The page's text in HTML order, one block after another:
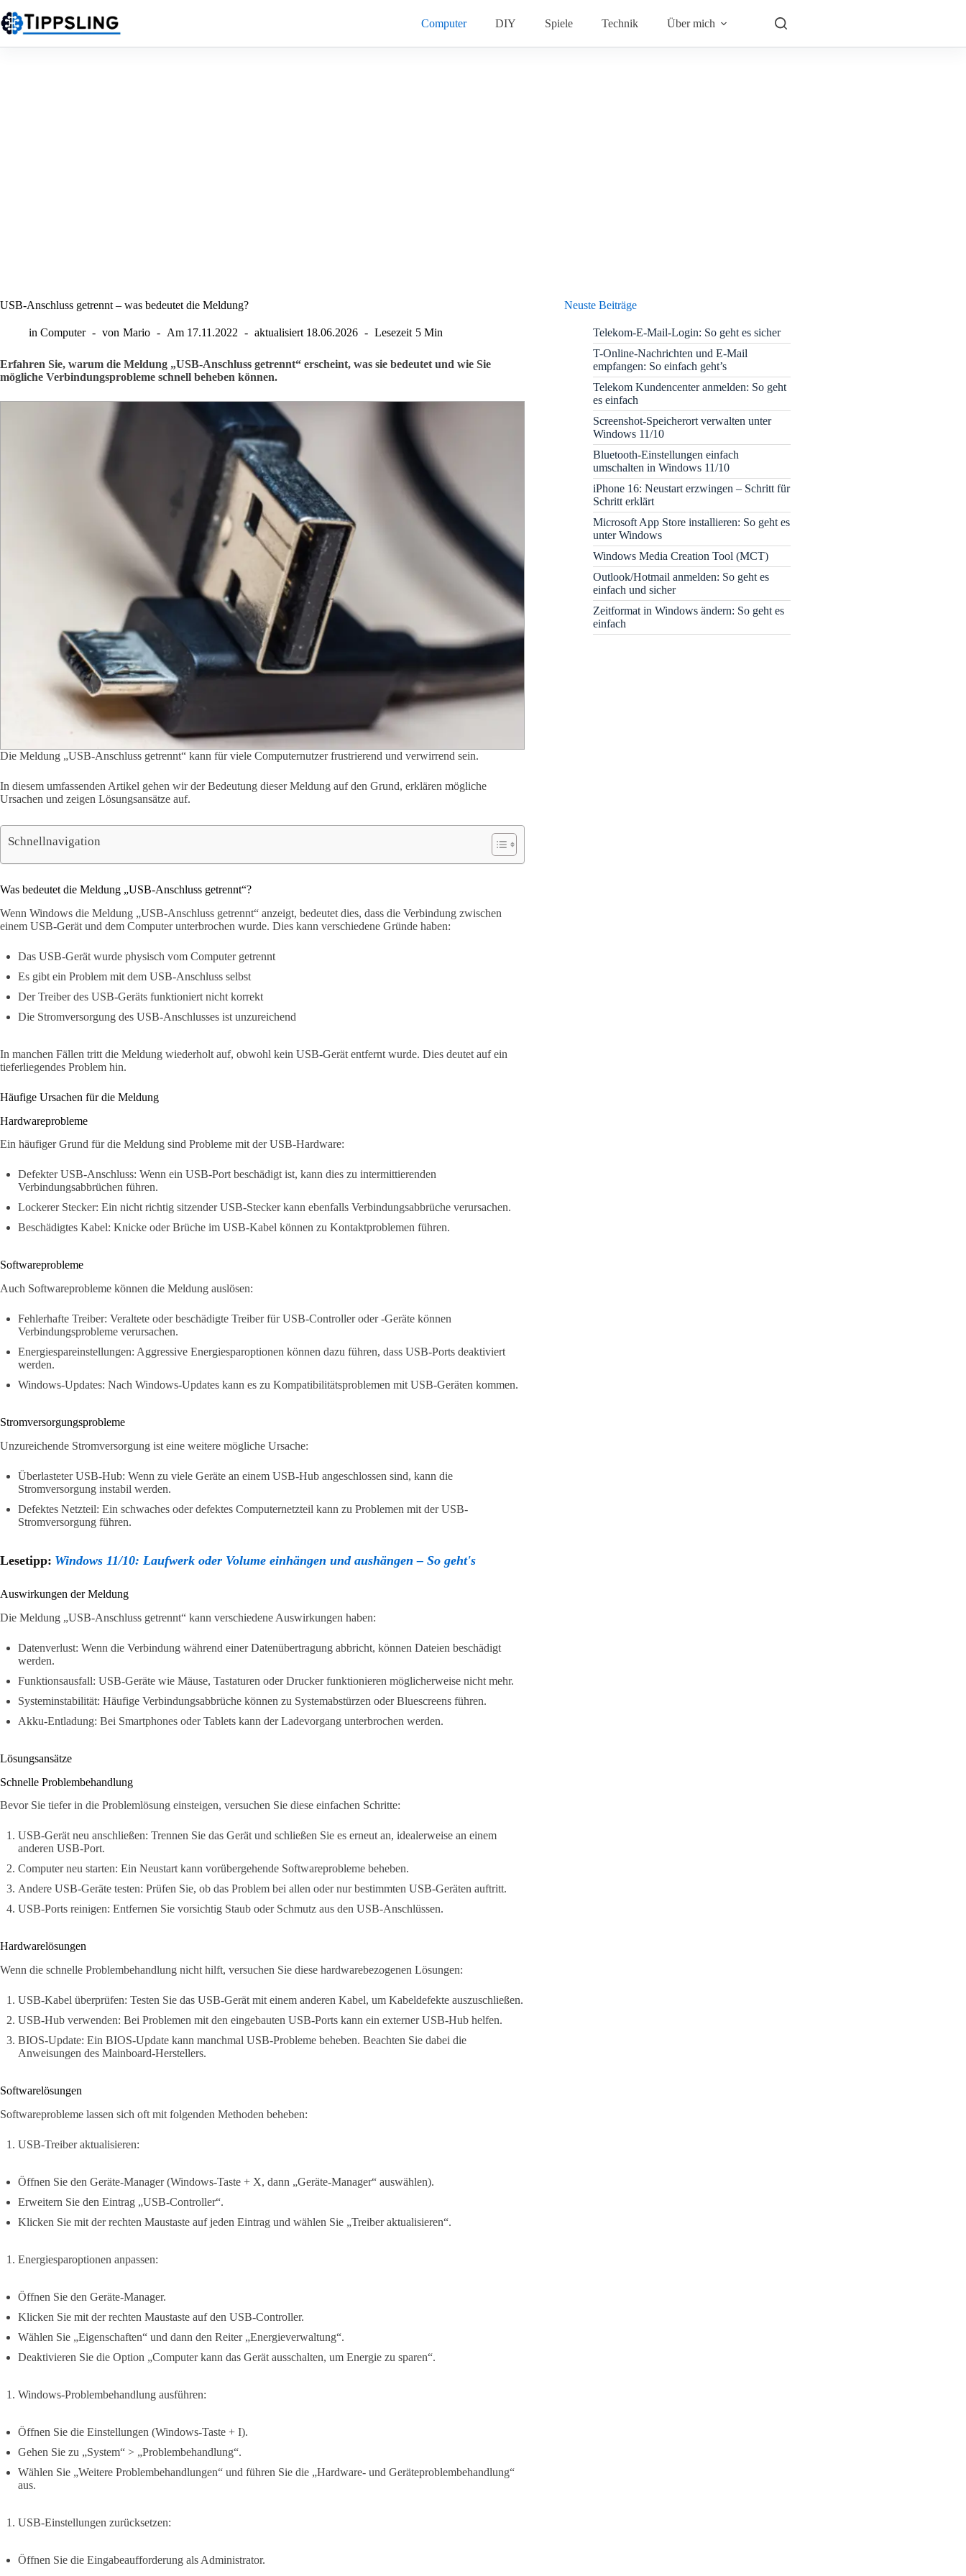
Inhalt
springen
Computer DIY Spiele Technik Über mich
USB-Anschluss getrennt – was bedeutet die Meldung?
in Computer von Mario Am 17.11.2022 aktualisiert 18.06.2026 Lesezeit 5 Min
Erfahren Sie, warum die Meldung „USB-Anschluss getrennt“ erscheint, was sie bedeutet und wie Sie
mögliche Verbindungsprobleme schnell beheben können.
Die Meldung „USB-Anschluss getrennt“ kann für viele Computernutzer frustrierend und verwirrend sein.
In diesem umfassenden Artikel gehen wir der Bedeutung dieser Meldung auf den Grund, erklären mögliche
Ursachen und zeigen Lösungsansätze auf.
Schnellnavigation
Was bedeutet die Meldung „USB-Anschluss getrennt“?
Wenn Windows die Meldung „USB-Anschluss getrennt“ anzeigt, bedeutet dies, dass die Verbindung zwischen
einem USB-Gerät und dem Computer unterbrochen wurde. Dies kann verschiedene Gründe haben:
Das USB-Gerät wurde physisch vom Computer getrennt
Es gibt ein Problem mit dem USB-Anschluss selbst
Der Treiber des USB-Geräts funktioniert nicht korrekt
Die Stromversorgung des USB-Anschlusses ist unzureichend
In manchen Fällen tritt die Meldung wiederholt auf, obwohl kein USB-Gerät entfernt wurde. Dies deutet auf ein
tieferliegendes Problem hin.
Häufige Ursachen für die Meldung
Hardwareprobleme
Ein häufiger Grund für die Meldung sind Probleme mit der USB-Hardware:
Defekter USB-Anschluss: Wenn ein USB-Port beschädigt ist, kann dies zu intermittierenden
Verbindungsabbrüchen führen.
Lockerer Stecker: Ein nicht richtig sitzender USB-Stecker kann ebenfalls Verbindungsabbrüche verursachen.
Beschädigtes Kabel: Knicke oder Brüche im USB-Kabel können zu Kontaktproblemen führen.
Softwareprobleme
Auch Softwareprobleme können die Meldung auslösen:
Fehlerhafte Treiber: Veraltete oder beschädigte Treiber für USB-Controller oder -Geräte können
Verbindungsprobleme verursachen.
Energiespareinstellungen: Aggressive Energiesparoptionen können dazu führen, dass USB-Ports deaktiviert
werden.
Windows-Updates: Nach Windows-Updates kann es zu Kompatibilitätsproblemen mit USB-Geräten kommen.
Stromversorgungsprobleme
Unzureichende Stromversorgung ist eine weitere mögliche Ursache:
Überlasteter USB-Hub: Wenn zu viele Geräte an einem USB-Hub angeschlossen sind, kann die
Stromversorgung instabil werden.
Defektes Netzteil: Ein schwaches oder defektes Computernetzteil kann zu Problemen mit der USB-
Stromversorgung führen.
Lesetipp: Windows 11/10: Laufwerk oder Volume einhängen und aushängen – So geht's
Auswirkungen der Meldung
Die Meldung „USB-Anschluss getrennt“ kann verschiedene Auswirkungen haben:
Datenverlust: Wenn die Verbindung während einer Datenübertragung abbricht, können Dateien beschädigt
werden.
Funktionsausfall: USB-Geräte wie Mäuse, Tastaturen oder Drucker funktionieren möglicherweise nicht mehr.
Systeminstabilität: Häufige Verbindungsabbrüche können zu Systemabstürzen oder Bluescreens führen.
Akku-Entladung: Bei Smartphones oder Tablets kann der Ladevorgang unterbrochen werden.
Lösungsansätze
Schnelle Problembehandlung
Bevor Sie tiefer in die Problemlösung einsteigen, versuchen Sie diese einfachen Schritte:
USB-Gerät neu anschließen: Trennen Sie das Gerät und schließen Sie es erneut an, idealerweise an einem
anderen USB-Port.
Computer neu starten: Ein Neustart kann vorübergehende Softwareprobleme beheben.
Andere USB-Geräte testen: Prüfen Sie, ob das Problem bei allen oder nur bestimmten USB-Geräten auftritt.
USB-Ports reinigen: Entfernen Sie vorsichtig Staub oder Schmutz aus den USB-Anschlüssen.
Hardwarelösungen
Wenn die schnelle Problembehandlung nicht hilft, versuchen Sie diese hardwarebezogenen Lösungen:
USB-Kabel überprüfen: Testen Sie das USB-Gerät mit einem anderen Kabel, um Kabeldefekte auszuschließen.
USB-Hub verwenden: Bei Problemen mit den eingebauten USB-Ports kann ein externer USB-Hub helfen.
BIOS-Update: Ein BIOS-Update kann manchmal USB-Probleme beheben. Beachten Sie dabei die
Anweisungen des Mainboard-Herstellers.
Softwarelösungen
Softwareprobleme lassen sich oft mit folgenden Methoden beheben:
USB-Treiber aktualisieren:
Öffnen Sie den Geräte-Manager (Windows-Taste + X, dann „Geräte-Manager“ auswählen).
Erweitern Sie den Eintrag „USB-Controller“.
Klicken Sie mit der rechten Maustaste auf jeden Eintrag und wählen Sie „Treiber aktualisieren“.
Energiesparoptionen anpassen:
Öffnen Sie den Geräte-Manager.
Klicken Sie mit der rechten Maustaste auf den USB-Controller.
Wählen Sie „Eigenschaften“ und dann den Reiter „Energieverwaltung“.
Deaktivieren Sie die Option „Computer kann das Gerät ausschalten, um Energie zu sparen“.
Windows-Problembehandlung ausführen:
Öffnen Sie die Einstellungen (Windows-Taste + I).
Gehen Sie zu „System“ > „Problembehandlung“.
Wählen Sie „Weitere Problembehandlungen“ und führen Sie die „Hardware- und Geräteproblembehandlung“
aus.
USB-Einstellungen zurücksetzen:
Öffnen Sie die Eingabeaufforderung als Administrator.
Neuste Beiträge
Telekom-E-Mail-Login: So geht es sicher
T-Online-Nachrichten und E-Mail
empfangen: So einfach geht’s
Telekom Kundencenter anmelden: So geht
es einfach
Screenshot-Speicherort verwalten unter
Windows 11/10
Bluetooth-Einstellungen einfach
umschalten in Windows 11/10
iPhone 16: Neustart erzwingen – Schritt für
Schritt erklärt
Microsoft App Store installieren: So geht es
unter Windows
Windows Media Creation Tool (MCT)
Outlook/Hotmail anmelden: So geht es
einfach und sicher
Zeitformat in Windows ändern: So geht es
einfach